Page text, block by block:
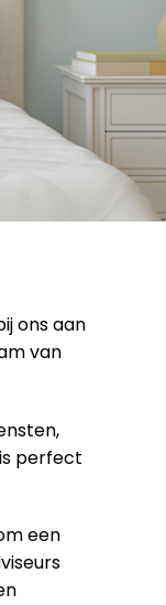
ons aan
van
perfect
een